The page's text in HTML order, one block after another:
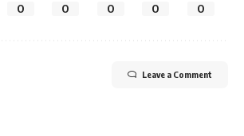
0 0 0 0 0
Leave a Comment